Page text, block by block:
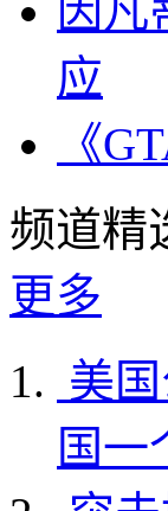
因凡
应
《
频道精
更多
美
国一